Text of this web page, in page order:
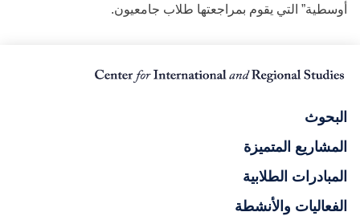
أوسطية” التي يقوم بمراجعتها طلاب جامعيون.
البحوث
المشاريع المتميزة
المبادرات الطلابية
الفعاليات والأنشطة